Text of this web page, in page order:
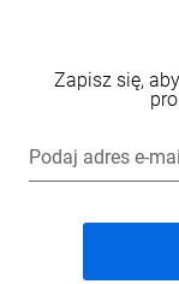
Zapisz się,
Podaj adres e-